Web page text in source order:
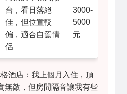
台，看日落絕
佳，但位置較
偏，適合自駕情
侶
3000-
5000
元
酒店：我上個月入住，頂
無敵，但房間隔音讓我有些